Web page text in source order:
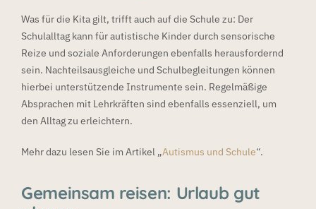
Was für die Kita gilt, trifft auch auf die Schule zu: Der
Schulalltag kann für autistische Kinder durch sensorische
Reize und soziale Anforderungen ebenfalls herausfordernd
sein. Nachteilsausgleiche und Schulbegleitungen können
hierbei unterstützende Instrumente sein. Regelmäßige
Absprachen mit Lehrkräften sind ebenfalls essenziell, um
den Alltag zu erleichtern.
Mehr dazu lesen Sie im Artikel „Autismus und Schule“.
Gemeinsam reisen: Urlaub gut